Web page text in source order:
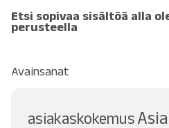
Etsi sopivaa sisältöä alla
perusteella
Avainsanat
asiakaskokemus